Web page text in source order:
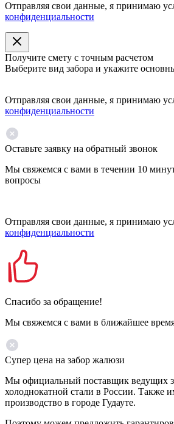
Отправляя свои данные, я принимаю
конфиденциальности
Получите смету с точным расчетом
Выберите вид забора и укажите
Отправляя свои данные, я принимаю
конфиденциальности
Оставьте заявку на обратный звонок
Мы свяжемся с вами в течении 10
вопросы
Отправляя свои данные, я принимаю
конфиденциальности
Спасибо за обращение!
Мы свяжемся с вами в ближайшее
Супер цена на забор жалюзи
Мы официальный поставщик ведущих
холоднокатной стали в России. Также
производство в городе Гудауте.